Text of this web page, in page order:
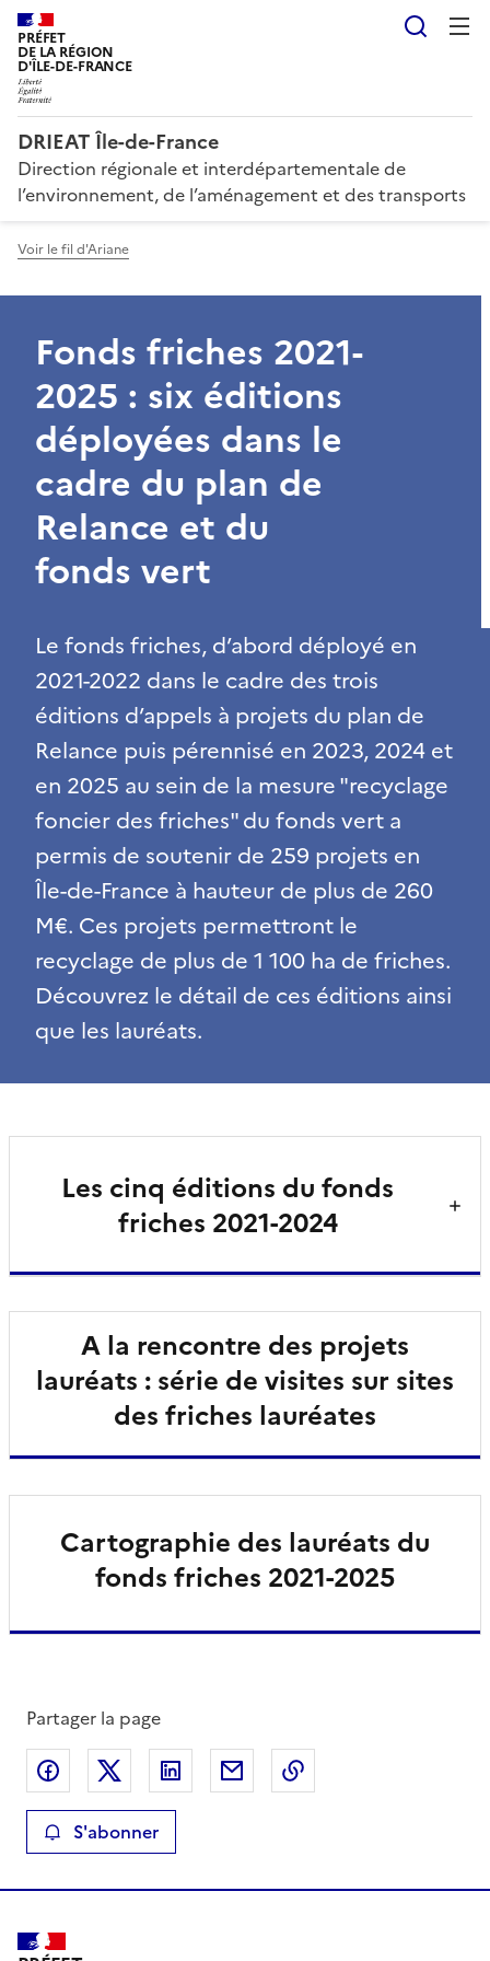
PRÉFET
DE LA RÉGION
D'ÎLE-DE-FRANCE
DRIEAT Île-de-France
Direction régionale et interdépartementale de
l’environnement, de l’aménagement et des transports
Voir le fil d'Ariane
Fonds friches 2021-
2025 : six éditions
déployées dans le
cadre du plan de
Relance et du
fonds vert
Le fonds friches, d’abord déployé en
2021-2022 dans le cadre des trois
éditions d’appels à projets du plan de
Relance puis pérennisé en 2023, 2024 et
en 2025 au sein de la mesure "recyclage
foncier des friches" du fonds vert a
permis de soutenir de 259 projets en
Île-de-France à hauteur de plus de 260
M€. Ces projets permettront le
recyclage de plus de 1 100 ha de friches.
Découvrez le détail de ces éditions ainsi
que les lauréats.
Les cinq éditions du fonds
friches 2021-2024
A la rencontre des projets
lauréats : série de visites sur sites
des friches lauréates
Cartographie des lauréats du
fonds friches 2021-2025
Partager la page
Partager sur Facebook
Partager sur XPartager sur LinkedIn
Partager par email
S'abonner